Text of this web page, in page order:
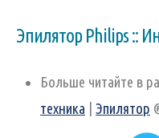
Эпилятор Philips ::
Больше читайте в
техника
Эпилятор